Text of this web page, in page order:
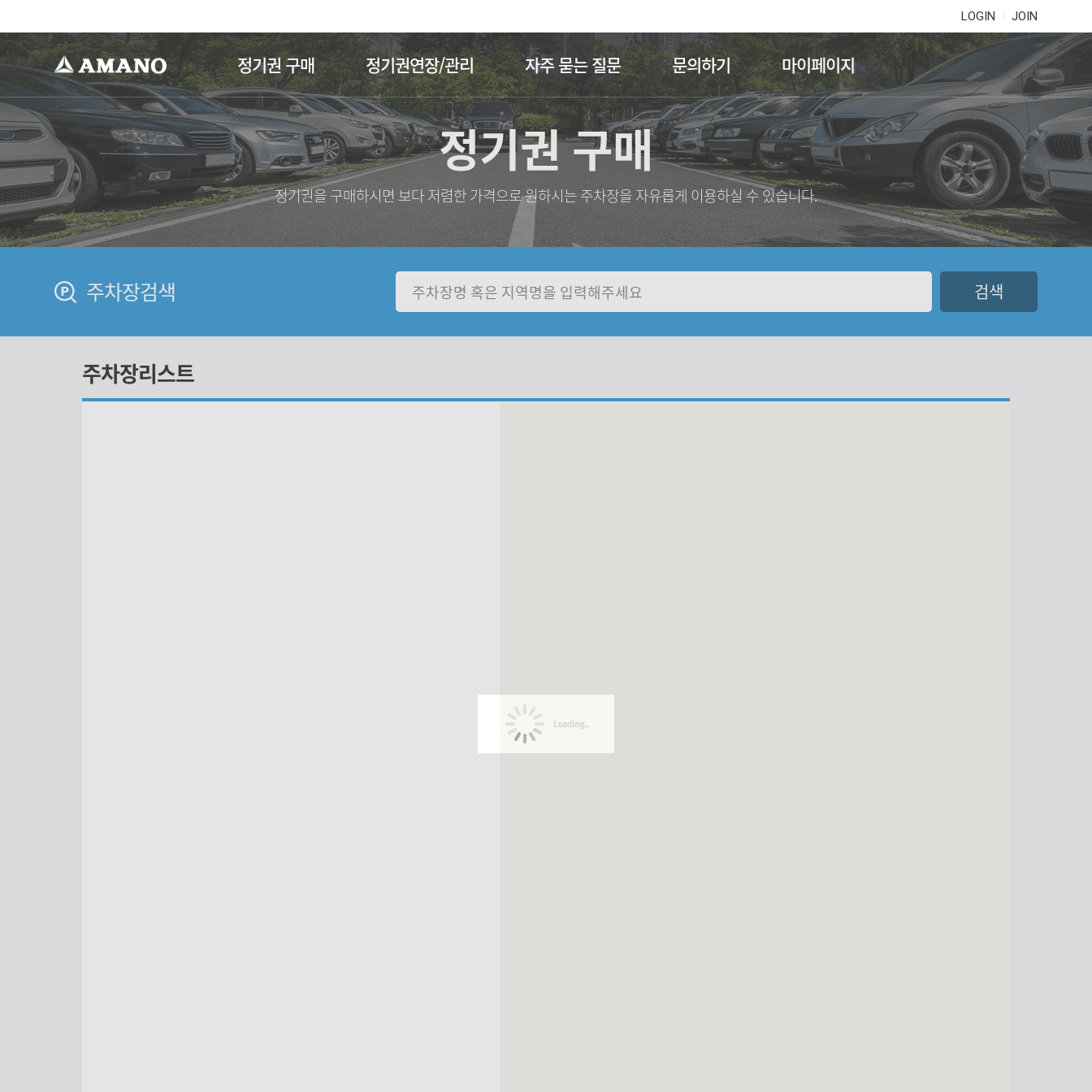
LOGIN JOIN
정기권 구매 정기권연장/관리 자주 묻는 질문 문의하기 마이페이지
정기권 구매
정기권을 구매하시면 보다 저렴한 가격으로 원하시는 주차장을 자유롭게 이용하실 수 있습니다.
주차장검색
주차장리스트